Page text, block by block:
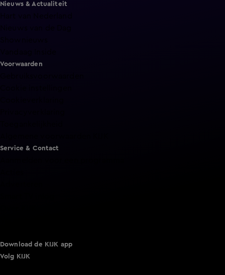
Nieuws & Actualiteit
Voorwaarden
Service & Contact
Download de KIJK app
Volg KIJK